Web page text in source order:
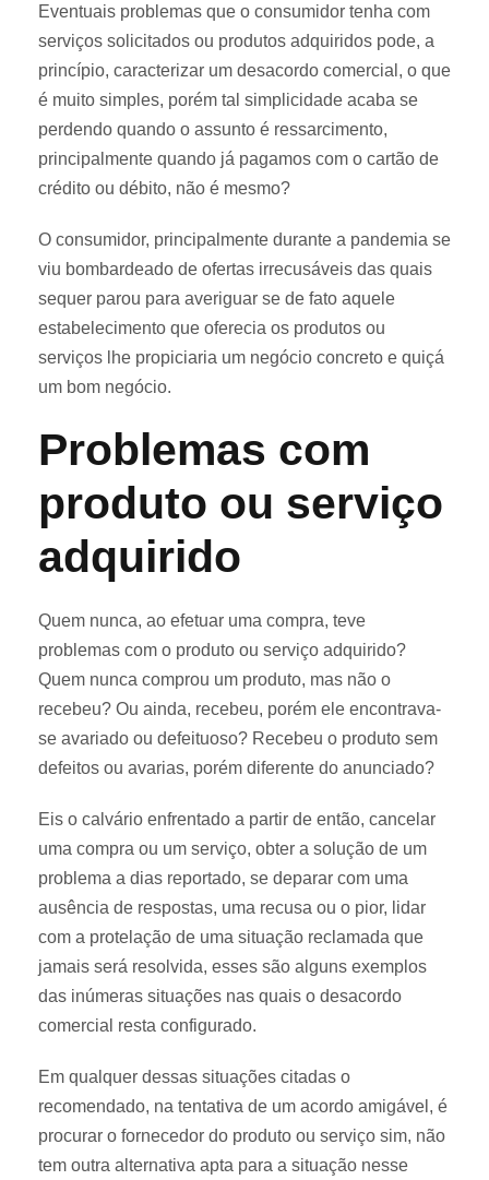
Eventuais problemas que o consumidor tenha com
serviços solicitados ou produtos adquiridos pode, a
princípio, caracterizar um desacordo comercial, o que
é muito simples, porém tal simplicidade acaba se
perdendo quando o assunto é ressarcimento,
principalmente quando já pagamos com o cartão de
crédito ou débito, não é mesmo?
O consumidor, principalmente durante a pandemia se
viu bombardeado de ofertas irrecusáveis das quais
sequer parou para averiguar se de fato aquele
estabelecimento que oferecia os produtos ou
serviços lhe propiciaria um negócio concreto e quiçá
um bom negócio.
Problemas com
produto ou serviço
adquirido
Quem nunca, ao efetuar uma compra, teve
problemas com o produto ou serviço adquirido?
Quem nunca comprou um produto, mas não o
recebeu? Ou ainda, recebeu, porém ele encontrava-
se avariado ou defeituoso? Recebeu o produto sem
defeitos ou avarias, porém diferente do anunciado?
Eis o calvário enfrentado a partir de então, cancelar
uma compra ou um serviço, obter a solução de um
problema a dias reportado, se deparar com uma
ausência de respostas, uma recusa ou o pior, lidar
com a protelação de uma situação reclamada que
jamais será resolvida, esses são alguns exemplos
das inúmeras situações nas quais o desacordo
comercial resta configurado.
Em qualquer dessas situações citadas o
recomendado, na tentativa de um acordo amigável, é
procurar o fornecedor do produto ou serviço sim, não
tem outra alternativa apta para a situação nesse